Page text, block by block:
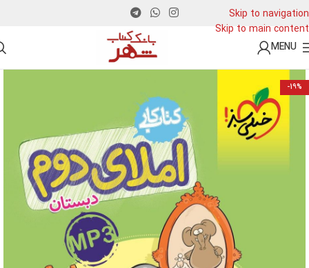
Skip to navigation
Skip to main content
MENU
-19%